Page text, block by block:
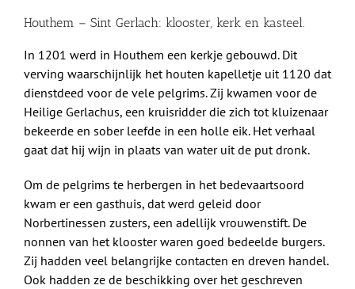
Houthem – Sint Gerlach: klooster, kerk en kasteel.
In 1201 werd in Houthem een kerkje gebouwd. Dit
verving waarschijnlijk het houten kapelletje uit 1120 dat
dienstdeed voor de vele pelgrims. Zij kwamen voor de
Heilige Gerlachus, een kruisridder die zich tot kluizenaar
bekeerde en sober leefde in een holle eik. Het verhaal
gaat dat hij wijn in plaats van water uit de put dronk.
Om de pelgrims te herbergen in het bedevaartsoord
kwam er een gasthuis, dat werd geleid door
Norbertinessen zusters, een adellijk vrouwenstift. De
nonnen van het klooster waren goed bedeelde burgers.
Zij hadden veel belangrijke contacten en dreven handel.
Ook hadden ze de beschikking over het geschreven